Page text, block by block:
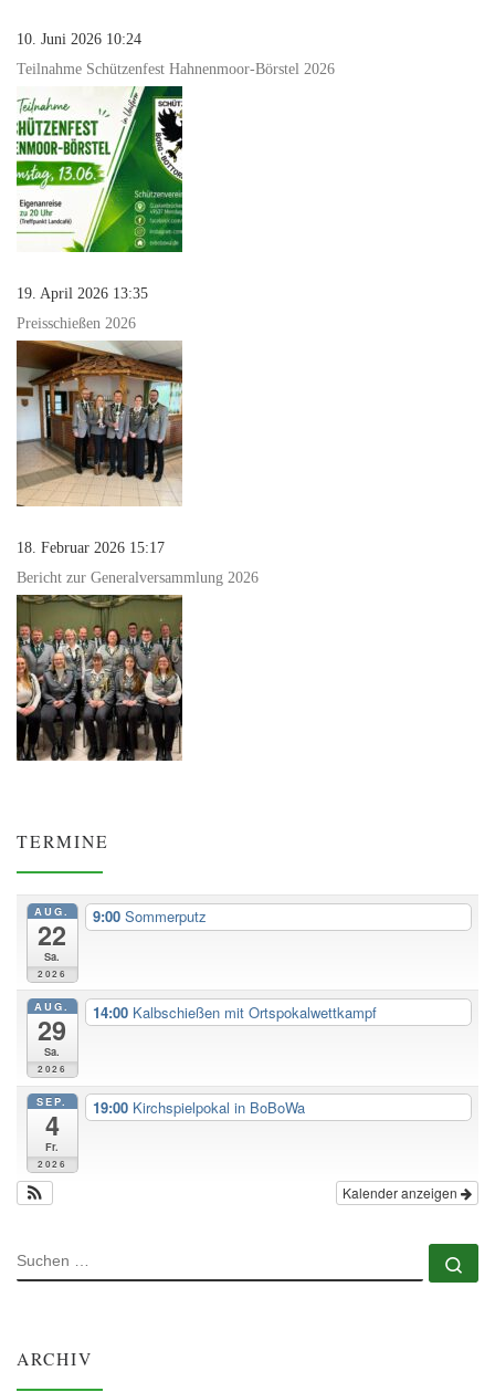
10. Juni 2026 10:24
Teilnahme Schützenfest Hahnenmoor-Börstel 2026
19. April 2026 13:35
Preisschießen 2026
18. Februar 2026 15:17
Bericht zur Generalversammlung 2026
TERMINE
AUG.
22
Sa.
2026
9:00 Sommerputz
AUG.
29
Sa.
2026
14:00 Kalbschießen mit Ortspokalwettkampf
SEP.
4
Fr.
2026
19:00 Kirchspielpokal in BoBoWa
Kalender anzeigen
SUCHE
ARCHIV